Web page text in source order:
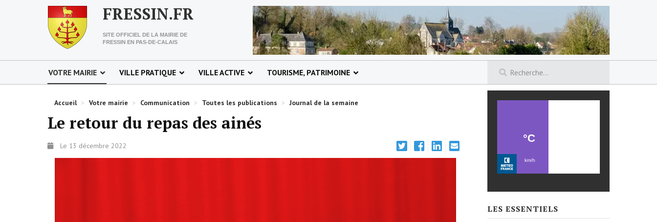
FRESSIN.FR
SITE OFFICIEL DE LA MAIRIE DE
FRESSIN EN PAS-DE-CALAIS
VOTRE MAIRIE VILLE PRATIQUE VILLE ACTIVE TOURISME, PATRIMOINE
Accueil > Votre mairie > Communication > Toutes les publications > Journal de la semaine
Le retour du repas des ainés
Le 13 décembre 2022
LES ESSENTIELS